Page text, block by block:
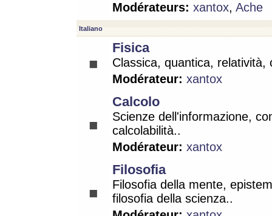
Modérateurs: xantox, Ache
Italiano
Fisica
Classica, quantica, relatività,
Modérateur: xantox
Calcolo
Scienze dell'informazione,
calcolabilità..
Modérateur: xantox
Filosofia
Filosofia della mente,
filosofia della scienza..